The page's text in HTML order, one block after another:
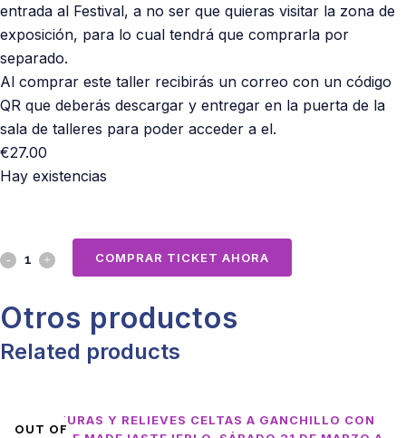
entrada al Festival, a no ser que quieras visitar la zona de
exposición, para lo cual tendrá que comprarla por
separado.
Al comprar este taller recibirás un correo con un código
QR que deberás descargar y entregar en la puerta de la
sala de talleres para poder acceder a el.
€27.00
Hay existencias
Sevilla
un
color
Ruta
COMPRAR TICKET AHORA
Otros productos
Related products
OUT OF
TEXTURAS Y RELIEVES CELTAS A GANCHILLO CON